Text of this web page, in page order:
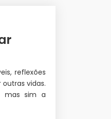
reflexões
vidas.
mas sim a